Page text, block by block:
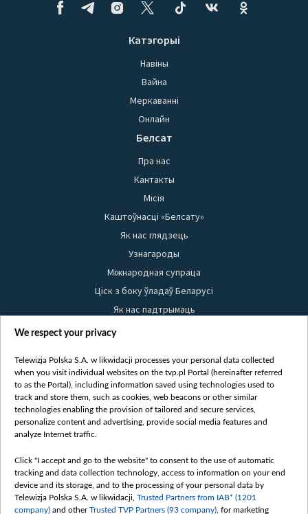
Катэгорыі
Навіны
Вайна
Меркаванні
Онлайн
Белсат
Пра нас
Кантакты
Місія
Каштоўнасці «Белсату»
Як нас глядзець
Узнагароды
Міжнародная супраца
Ціск з боку ўладаў Беларусі
Як нас падтрымаць
Правілы выкарыстання матэрыялаў
Бяспека
Youtube
Белсат news
Белсат Shorts
Жэстачайшы мульт
Belsat English
Biełsat PL
We respect your privacy
Telewizja Polska S.A. w likwidacji processes your personal data collected
when you visit individual websites on the tvp.pl Portal (hereinafter referred
to as the Portal), including information saved using technologies used to
track and store them, such as cookies, web beacons or other similar
technologies enabling the provision of tailored and secure services,
personalize content and advertising, provide social media features and
analyze Internet traffic.
Click "I accept and go to the website" to consent to the use of automatic
tracking and data collection technology, access to information on your end
device and its storage, and to the processing of your personal data by
Telewizja Polska S.A. w likwidacji, Trusted Partners from IAB* (1201
company) and otherTrusted TVP Partners (93 company) , for marketing